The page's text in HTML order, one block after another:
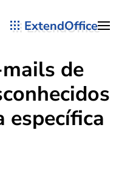
ExtendOffice
de
específica